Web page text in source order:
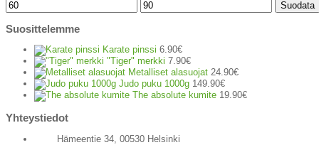
Suodata
Suosittelemme
Karate pinssi 6.90€
"Tiger" merkki 7.90€
Metalliset alasuojat 24.90€
Judo puku 1000g 149.90€
The absolute kumite 19.90€
Yhteystiedot
Hämeentie 34, 00530 Helsinki